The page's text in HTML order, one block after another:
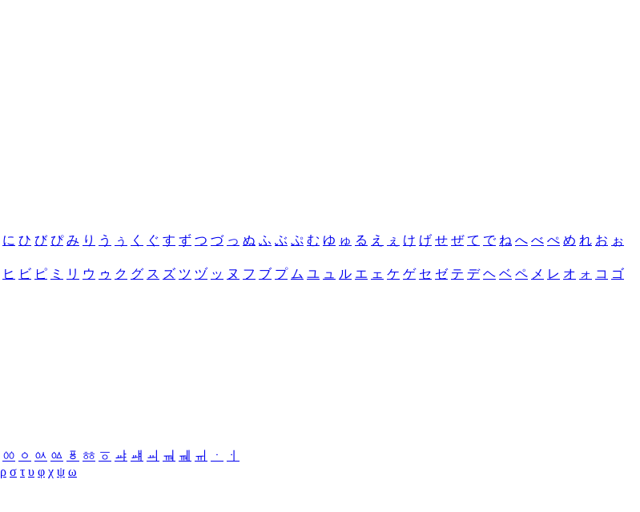
に ひ び ぴ み り う ぅ く ぐ す ず つ づ っ ぬ ふ ぶ ぷ む ゆ ゅ る え ぇ け げ せ ぜ て で ね へ べ ぺ め れ お ぉ
ヒ ビ ピ ミ リ ウ ゥ ク グ ス ズ ツ ヅ ッ ヌ フ ブ プ ム ユ ュ ル エ ェ ケ ゲ セ ゼ テ デ ヘ ベ ペ メ レ オ ォ コ ゴ
ㆀ ㆁ ㆂ ㆃ ㆄ ㆅ ㆆ ㆇ ㆈ ㆉ ㆊ ㆋ ㆌ ㆍ
ㆎ
ρ σ τ υ φ χ ψ ω